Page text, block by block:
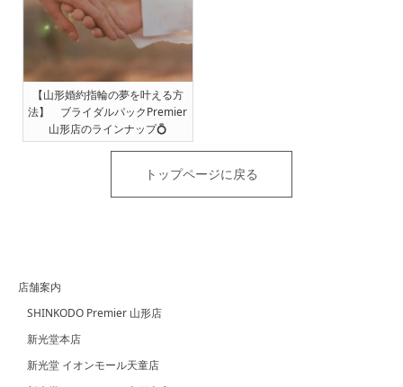
【山形婚約指輪の夢を叶える方
法】 ブライダルパックPremier
山形店のラインナップ💍
[2025.10.29更新]
トップページに戻る
店舗案内
SHINKODO Premier 山形店
新光堂本店
新光堂 イオンモール天童店